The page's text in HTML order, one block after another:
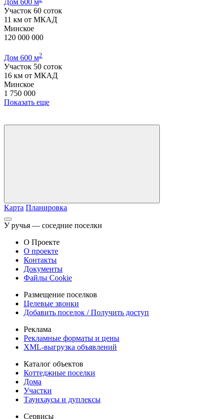
Дом 600 м
Участок 60 соток
11 км от МКАД
Минское
120 000 000
Дом 600 м2
Участок 50 соток
16 км от МКАД
Минское
1 750 000
Показать еще
Карта Планировка
У ручья — соседние поселки
О Проекте
О проекте
Контакты
Документы
Файлы Cookie
Размещение поселков
Целевые звонки
Добавить поселок / Получить доступ
Реклама
Рекламные форматы и цены
XML-выгрузка объявлений
Каталог объектов
Коттеджные поселки
Дома
Участки
Таунхаусы и дуплексы
Сервисы